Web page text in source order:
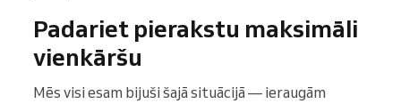
Padariet pierakstu maksimāli
vienkāršu
Mēs visi esam bijuši šajā situācijā — ieraugām